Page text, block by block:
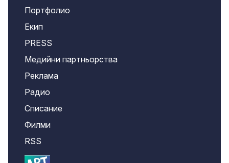
Портфолио
Екип
PRESS
Медийни партньорства
Реклама
Радио
Списание
Филми
RSS